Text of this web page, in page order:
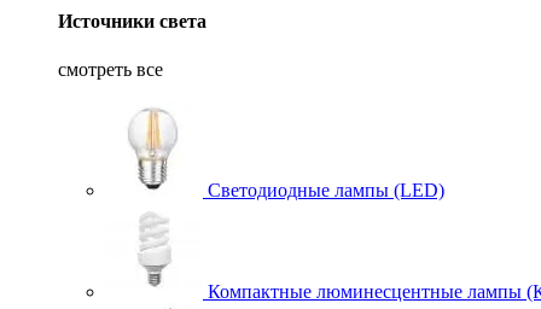
Источники света
смотреть все
Светодиодные лампы (LED)
Компактные люминесцентные лампы